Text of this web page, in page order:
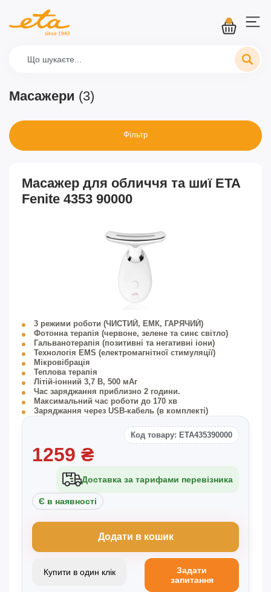
Масажери (3)
Фільтр
Масажер для обличчя та шиї ETA
Fenite 4353 90000
3 режими роботи (ЧИСТИЙ, ЕМК, ГАРЯЧИЙ)
Фотонна терапія (червоне, зелене та синє світло)
Гальванотерапія (позитивні та негативні іони)
Технологія EMS (електромагнітної стимуляції)
Мікровібрація
Теплова терапія
Літій-іонний 3,7 В, 500 мАг
Час заряджання приблизно 2 години.
Максимальний час роботи до 170 хв
Заряджання через USB-кабель (в комплекті)
Код товару: ETA435390000
1259 ₴
Доставка за тарифами перевізника
Є в наявності
Додати в кошик
Купити в один клік
Задати
запитання